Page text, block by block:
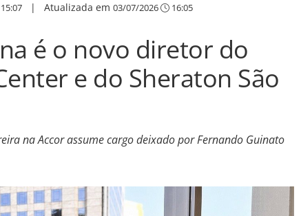
15:07 | Atualizada em 03/07/2026 16:05
é o novo diretor do
e do Sheraton São
na Accor assume cargo deixado por Fernando Guinato